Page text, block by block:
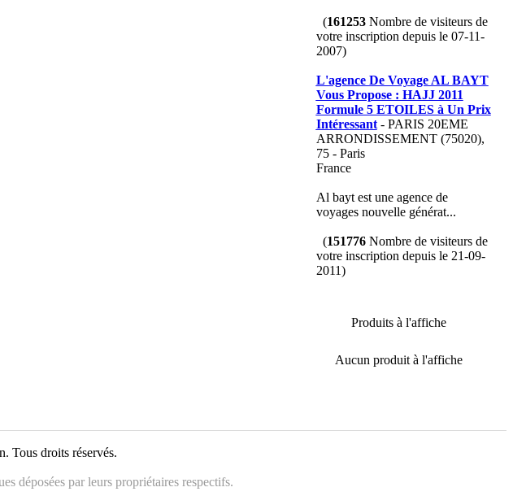
(161253Nombre de visiteurs de
votre inscription depuis le 07-11-
2007)
L'agence De Voyage AL BAYT
Vous Propose : HAJJ 2011
Formule 5 ETOILES à Un Prix
Intéressant- PARIS 20EME
ARRONDISSEMENT (75020),
75 - Paris
France
Al bayt est une agence de
voyages nouvelle générat...
(151776Nombre de visiteurs de
votre inscription depuis le 21-09-
2011)
Produits à l'affiche
Aucun produit à l'affiche
Tous droits réservés.
déposées par leurs propriétaires respectifs.